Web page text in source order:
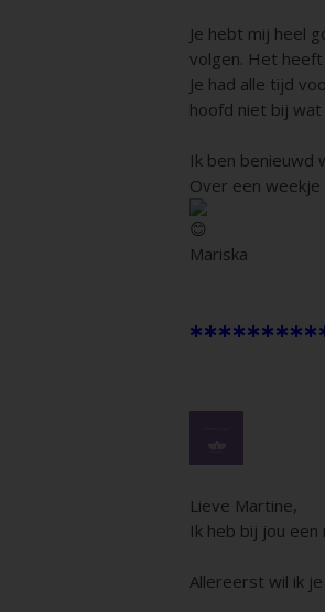
Je hebt mij heel
volgen. Het
Je had alle tijd
hoofd niet bij
Ik ben benieuwd
Over een
Mariska
Lieve Martine,
Ik heb bij jou
Allereerst wil ik